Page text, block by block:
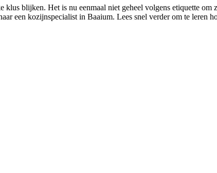
blijken. Het is nu eenmaal niet geheel volgens etiquette om
een kozijnspecialist in Baaium. Lees snel verder om te leren